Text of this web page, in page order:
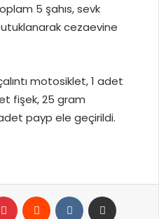
5 şahıs, sevk
cezaevine
motosiklet, 1 adet
fişek, 25 gram
payp ele geçirildi.
Pinterest Reddit VKontakte